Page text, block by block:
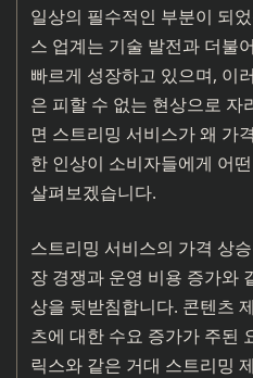
일상의 필수적인 부분이 되
스 업계는 기술 발전과 더불
빠르게 성장하고 있으며, 이
은 피할 수 없는 현상으로
면 스트리밍 서비스가 왜 가
한 인상이 소비자들에게 어
살펴보겠습니다.
스트리밍 서비스의 가격 상
장 경쟁과 운영 비용 증가와
상을 뒷받침합니다. 콘텐츠
츠에 대한 수요 증가가 주된
릭스와 같은 거대 스트리밍